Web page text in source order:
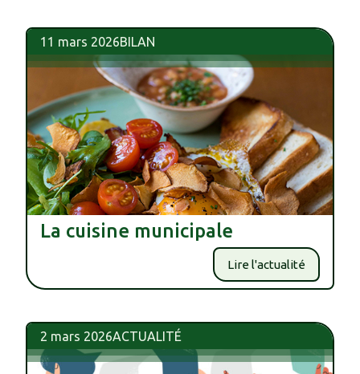
11 mars 2026BILAN
La cuisine municipale
Lire l'actualité
2 mars 2026ACTUALITÉ